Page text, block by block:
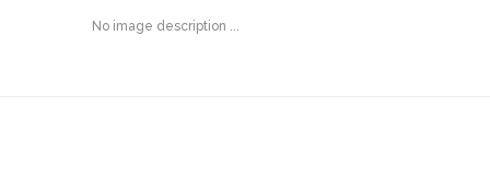
No image description ...